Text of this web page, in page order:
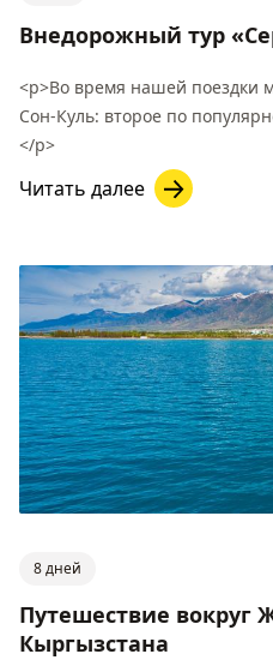
Внедорожный тур
<p>Во время нашей поездки
Сон-Куль: второе по
</p>
Читать далее
8 дней
Путешествие
Кыргызстана